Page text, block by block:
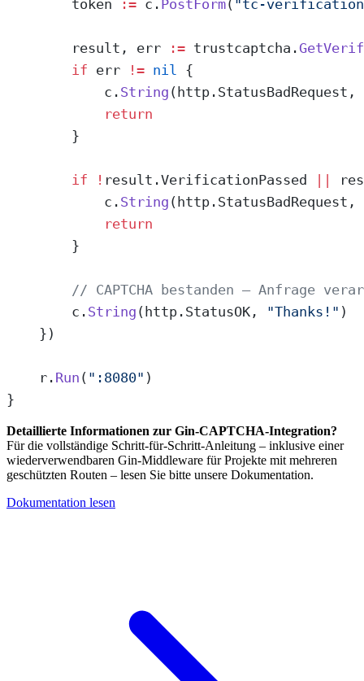
        token
:= c. PostForm( "tc-
        result, err
:= trustcaptcha.
        if
err != nil
{
            c.
String (http.StatusBadRequest,
            return
        }
        if
! result.VerificationPassed ||
            c.
String (http.StatusBadRequest,
            return
        }
// CAPTCHA bestanden — Anfrage
        c.
String (http.StatusOK, "Thanks!" )
    })
    r.
Run ( ":8080" )
}
Detaillierte Informationen zur Gin-CAPTCHA-Integration?
Für die vollständige Schritt-für-Schritt-Anleitung – inklusive einer
wiederverwendbaren Gin-Middleware für Projekte mit mehreren
geschützten Routen – lesen Sie bitte unsere Dokumentation.
Dokumentation lesen